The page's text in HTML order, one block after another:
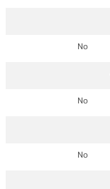
No
No
No